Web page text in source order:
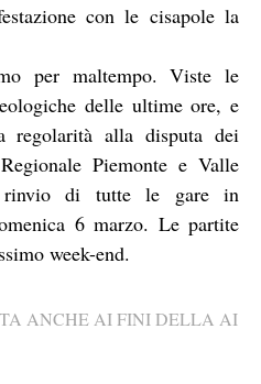
con le cisapole la
per maltempo. Viste le
delle ultime ore, e
regolarità alla disputa dei
Piemonte e Valle
rinvio di tutte le gare in
6 marzo. Le partite
week-end.
ANCHE AI FINI DELLA AI